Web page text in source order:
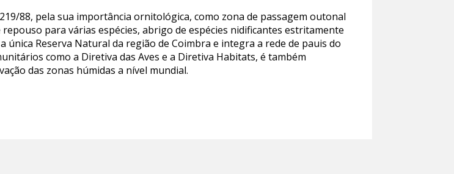
88, pela sua importância ornitológica, como zona de passagem outonal
para várias espécies, abrigo de espécies nidificantes estritamente
única Reserva Natural da região de Coimbra e integra a rede de pauis do
como a Diretiva das Aves e a Diretiva Habitats, é também
das zonas húmidas a nível mundial.